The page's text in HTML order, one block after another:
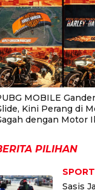
MOBILE
Kini Perang di
dengan Motor
PILIHAN
SPORT
Sasis